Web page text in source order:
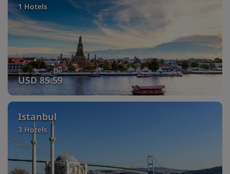
1 Hotels
De
USD 85.59
Istanbul
3 Hotels